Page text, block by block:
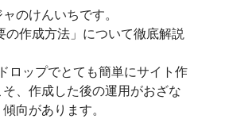
のけんいちです。
の作成方法」について徹底解説
ロップでとても簡単にサイト作
、作成した後の運用がおざな
向があります。